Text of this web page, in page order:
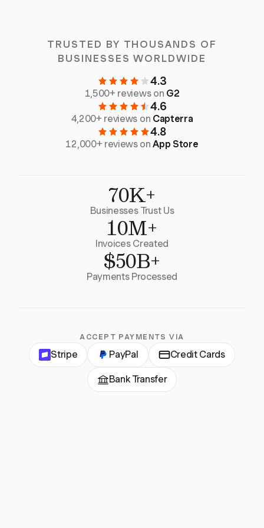
TRUSTED BY THOUSANDS OF
BUSINESSES WORLDWIDE
4.3
1,500+ reviews on G2
4.6
4,200+ reviews on Capterra
4.8
12,000+ reviews onApp Store
70K+
Businesses Trust Us
10M+
Invoices Created
$50B+
Payments Processed
ACCEPT PAYMENTS VIA
Stripe PayPal Credit Cards
Bank Transfer